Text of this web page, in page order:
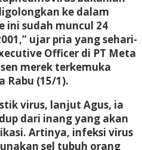
ke dalam
ini sudah muncul 24
ujar pria yang sehari-
Officer di PT Meta
merek terkemuka
Rabu (15/1).
virus, lanjut Agus, ia
dari inang yang akan
Artinya, infeksi virus
sel tubuh orang